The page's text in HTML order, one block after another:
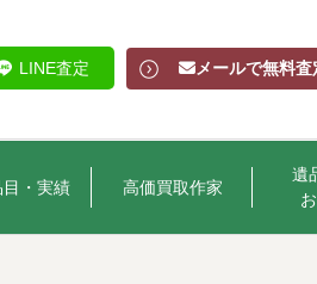
LINE査定 メールで無料査
目・実績 高価買取作家
遺